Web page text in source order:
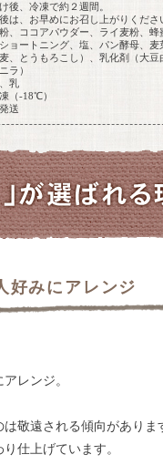
後、冷凍で約２週間。
は、お早めにお召し上がりくださ
、ココアパウダー、ライ麦粉、蜂
ョートニング、塩、パン酵母、麦
、とうもろこし）、乳化剤（大豆
ラ）
乳
（-18℃）
送
好みにアレンジ
レンジ。
敬遠される傾向がありま
仕上げています。